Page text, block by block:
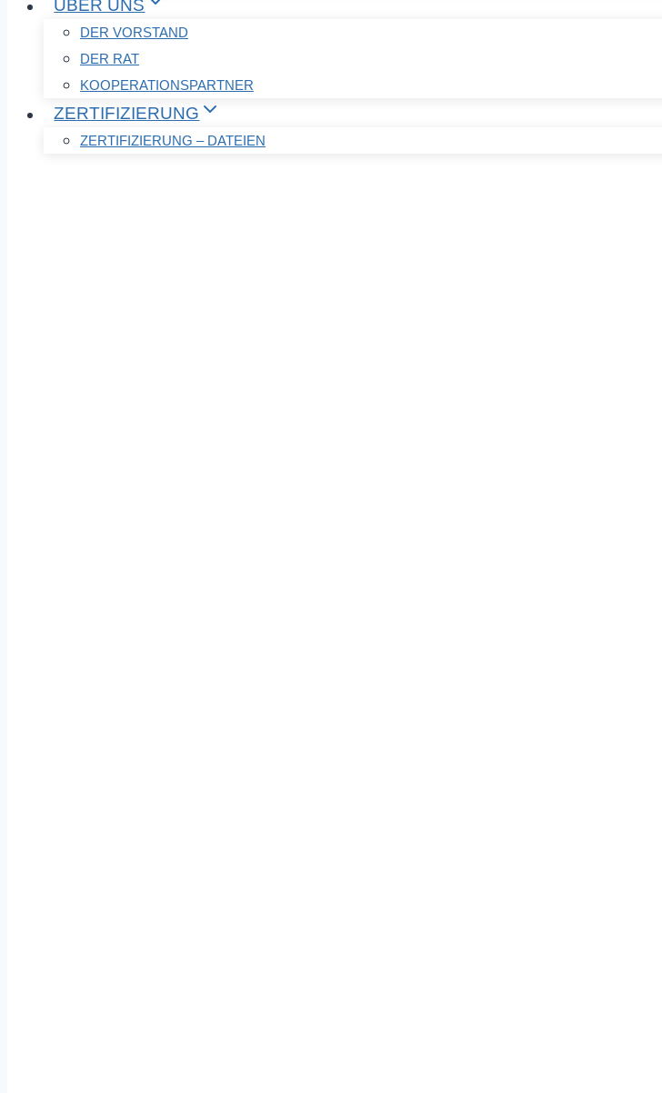
ÜBER UNS
DER VORSTAND
DER RAT
KOOPERATIONSPARTNER
ZERTIFIZIERUNG
ZERTIFIZIERUNG – DATEIEN